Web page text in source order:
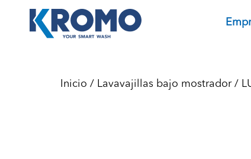
Inicio / Lavavajillas bajo mostrador/